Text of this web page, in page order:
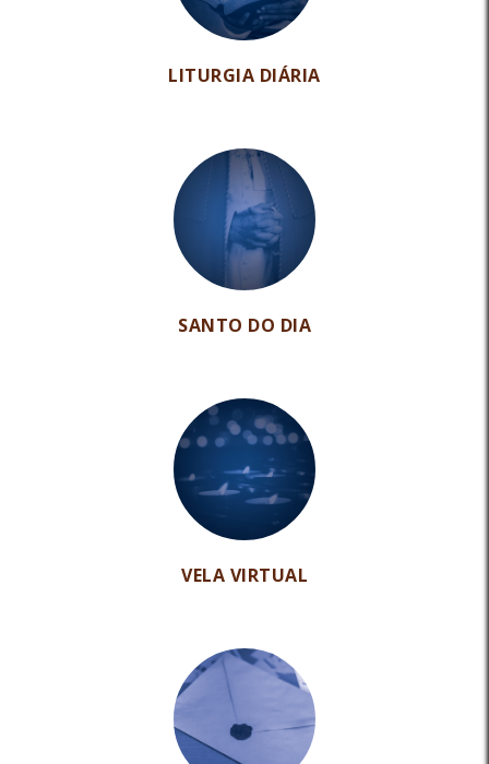
LITURGIA DIÁRIA
SANTO DO DIA
VELA VIRTUAL